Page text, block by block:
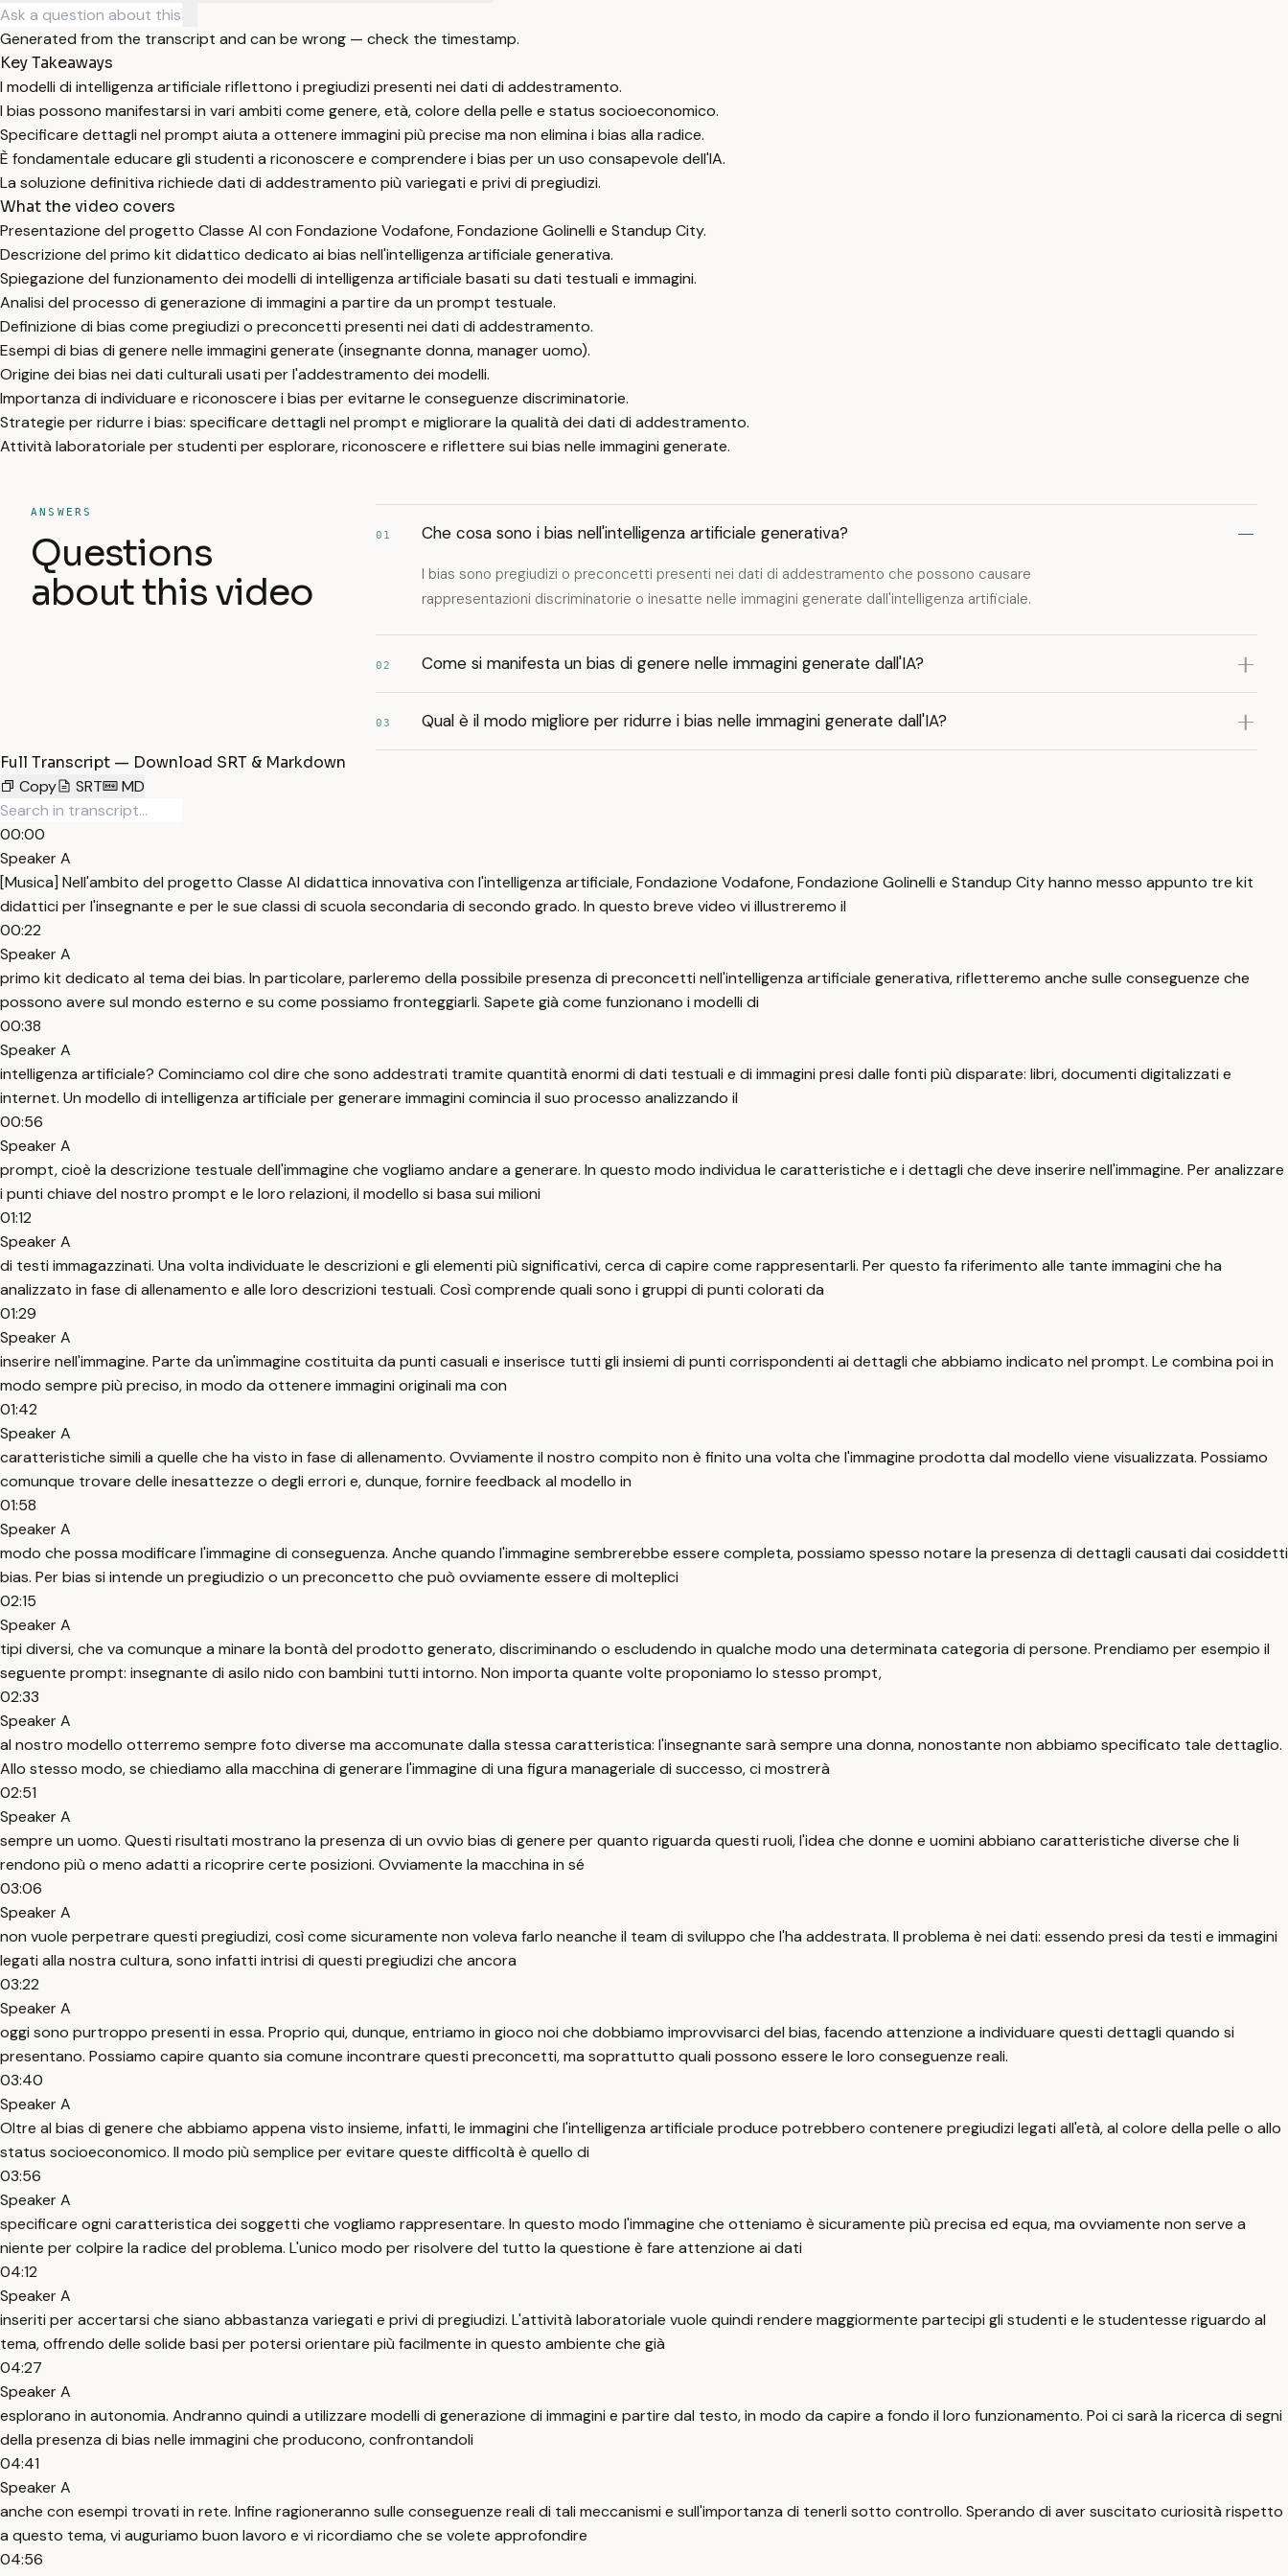
Generated from the transcript and can be wrong — check the timestamp.
Key Takeaways
I modelli di intelligenza artificiale riflettono i pregiudizi presenti nei dati di addestramento.
I bias possono manifestarsi in vari ambiti come genere, età, colore della pelle e status socioeconomico.
Specificare dettagli nel prompt aiuta a ottenere immagini più precise ma non elimina i bias alla radice.
È fondamentale educare gli studenti a riconoscere e comprendere i bias per un uso consapevole dell'IA.
La soluzione definitiva richiede dati di addestramento più variegati e privi di pregiudizi.
What the video covers
Presentazione del progetto Classe AI con Fondazione Vodafone, Fondazione Golinelli e Standup City.
Descrizione del primo kit didattico dedicato ai bias nell'intelligenza artificiale generativa.
Spiegazione del funzionamento dei modelli di intelligenza artificiale basati su dati testuali e immagini.
Analisi del processo di generazione di immagini a partire da un prompt testuale.
Definizione di bias come pregiudizi o preconcetti presenti nei dati di addestramento.
Esempi di bias di genere nelle immagini generate (insegnante donna, manager uomo).
Origine dei bias nei dati culturali usati per l'addestramento dei modelli.
Importanza di individuare e riconoscere i bias per evitarne le conseguenze discriminatorie.
Strategie per ridurre i bias: specificare dettagli nel prompt e migliorare la qualità dei dati di addestramento.
Attività laboratoriale per studenti per esplorare, riconoscere e riflettere sui bias nelle immagini generate.
ANSWERS
Questions
about this video
01 Che cosa sono i bias nell'intelligenza artificiale generativa?
I bias sono pregiudizi o preconcetti presenti nei dati di addestramento che possono causare
rappresentazioni discriminatorie o inesatte nelle immagini generate dall'intelligenza artificiale.
02 Come si manifesta un bias di genere nelle immagini generate dall'IA?
03 Qual è il modo migliore per ridurre i bias nelle immagini generate dall'IA?
Full Transcript — Download SRT & Markdown
Copy
SRT MD
00:00
Speaker A
[Musica] Nell'ambito del progetto Classe AI didattica innovativa con l'intelligenza artificiale, Fondazione Vodafone, Fondazione Golinelli e Standup City hanno messo appunto tre kit
didattici per l'insegnante e per le sue classi di scuola secondaria di secondo grado. In questo breve video vi illustreremo il
00:22
Speaker A
primo kit dedicato al tema dei bias. In particolare, parleremo della possibile presenza di preconcetti nell'intelligenza artificiale generativa, rifletteremo anche sulle conseguenze che
possono avere sul mondo esterno e su come possiamo fronteggiarli. Sapete già come funzionano i modelli di
00:38
Speaker A
intelligenza artificiale? Cominciamo col dire che sono addestrati tramite quantità enormi di dati testuali e di immagini presi dalle fonti più disparate: libri, documenti digitalizzati e
internet. Un modello di intelligenza artificiale per generare immagini comincia il suo processo analizzando il
00:56
Speaker A
prompt, cioè la descrizione testuale dell'immagine che vogliamo andare a generare. In questo modo individua le caratteristiche e i dettagli che deve inserire nell'immagine. Per analizzare
i punti chiave del nostro prompt e le loro relazioni, il modello si basa sui milioni
01:12
Speaker A
di testi immagazzinati. Una volta individuate le descrizioni e gli elementi più significativi, cerca di capire come rappresentarli. Per questo fa riferimento alle tante immagini che ha
analizzato in fase di allenamento e alle loro descrizioni testuali. Così comprende quali sono i gruppi di punti colorati da
01:29
Speaker A
inserire nell'immagine. Parte da un'immagine costituita da punti casuali e inserisce tutti gli insiemi di punti corrispondenti ai dettagli che abbiamo indicato nel prompt. Le combina poi in
modo sempre più preciso, in modo da ottenere immagini originali ma con
01:42
Speaker A
caratteristiche simili a quelle che ha visto in fase di allenamento. Ovviamente il nostro compito non è finito una volta che l'immagine prodotta dal modello viene visualizzata. Possiamo
comunque trovare delle inesattezze o degli errori e, dunque, fornire feedback al modello in
01:58
Speaker A
modo che possa modificare l'immagine di conseguenza. Anche quando l'immagine sembrerebbe essere completa, possiamo spesso notare la presenza di dettagli causati dai cosiddetti
bias. Per bias si intende un pregiudizio o un preconcetto che può ovviamente essere di molteplici
02:15
Speaker A
tipi diversi, che va comunque a minare la bontà del prodotto generato, discriminando o escludendo in qualche modo una determinata categoria di persone. Prendiamo per esempio il
seguente prompt: insegnante di asilo nido con bambini tutti intorno. Non importa quante volte proponiamo lo stesso prompt,
02:33
Speaker A
al nostro modello otterremo sempre foto diverse ma accomunate dalla stessa caratteristica: l'insegnante sarà sempre una donna, nonostante non abbiamo specificato tale dettaglio.
Allo stesso modo, se chiediamo alla macchina di generare l'immagine di una figura manageriale di successo, ci mostrerà
02:51
Speaker A
sempre un uomo. Questi risultati mostrano la presenza di un ovvio bias di genere per quanto riguarda questi ruoli, l'idea che donne e uomini abbiano caratteristiche diverse che li
rendono più o meno adatti a ricoprire certe posizioni. Ovviamente la macchina in sé
03:06
Speaker A
non vuole perpetrare questi pregiudizi, così come sicuramente non voleva farlo neanche il team di sviluppo che l'ha addestrata. Il problema è nei dati: essendo presi da testi e immagini
legati alla nostra cultura, sono infatti intrisi di questi pregiudizi che ancora
03:22
Speaker A
oggi sono purtroppo presenti in essa. Proprio qui, dunque, entriamo in gioco noi che dobbiamo improvvisarci del bias, facendo attenzione a individuare questi dettagli quando si
presentano. Possiamo capire quanto sia comune incontrare questi preconcetti, ma soprattutto quali possono essere le loro conseguenze reali.
03:40
Speaker A
Oltre al bias di genere che abbiamo appena visto insieme, infatti, le immagini che l'intelligenza artificiale produce potrebbero contenere pregiudizi legati all'età, al colore della pelle o allo
status socioeconomico. Il modo più semplice per evitare queste difficoltà è quello di
03:56
Speaker A
specificare ogni caratteristica dei soggetti che vogliamo rappresentare. In questo modo l'immagine che otteniamo è sicuramente più precisa ed equa, ma ovviamente non serve a
niente per colpire la radice del problema. L'unico modo per risolvere del tutto la questione è fare attenzione ai dati
04:12
Speaker A
inseriti per accertarsi che siano abbastanza variegati e privi di pregiudizi. L'attività laboratoriale vuole quindi rendere maggiormente partecipi gli studenti e le studentesse riguardo al
tema, offrendo delle solide basi per potersi orientare più facilmente in questo ambiente che già
04:27
Speaker A
esplorano in autonomia. Andranno quindi a utilizzare modelli di generazione di immagini e partire dal testo, in modo da capire a fondo il loro funzionamento. Poi ci sarà la ricerca di segni
della presenza di bias nelle immagini che producono, confrontandoli
04:41
Speaker A
anche con esempi trovati in rete. Infine ragioneranno sulle conseguenze reali di tali meccanismi e sull'importanza di tenerli sotto controllo. Sperando di aver suscitato curiosità rispetto
a questo tema, vi auguriamo buon lavoro e vi ricordiamo che se volete approfondire
04:56